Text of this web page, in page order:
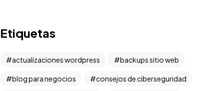
Etiquetas
actualizaciones wordpress backups sitio web
blog para negocios consejos de ciberseguridad